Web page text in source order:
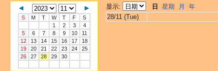
S M T W T F
S
1
2 3
4
5
6 7 8 9 10
11
12
13 14 15 16 17
18
19
20 21 22 23 24
25
26
27 28 29 30
显示: 日 星期 月
年
28/11 (Tue)